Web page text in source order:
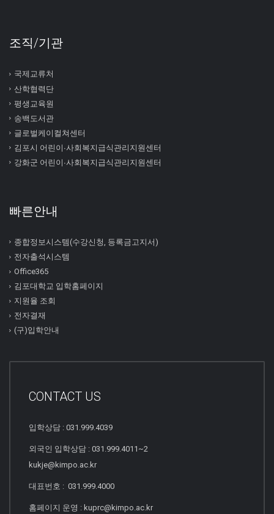
조직/기관
국제교류처
산학협력단
평생교육원
송백도서관
글로벌케이컬쳐센터
김포시 어린이∙사회복지급식관리지원센터
강화군 어린이∙사회복지급식관리지원센터
빠른안내
종합정보시스템(수강신청, 등록금고지서)
전자출석시스템
Office365
김포대학교 입학홈페이지
지원율 조회
전자결재
(구)입학안내
CONTACT US
입학상담 : 031.999.4039
외국인 입학상담 : 031.999.4011~2
kukje@kimpo.ac.kr
대표번호 : 031.999.4000
홈페이지 운영 : kuprc@kimpo.ac.kr